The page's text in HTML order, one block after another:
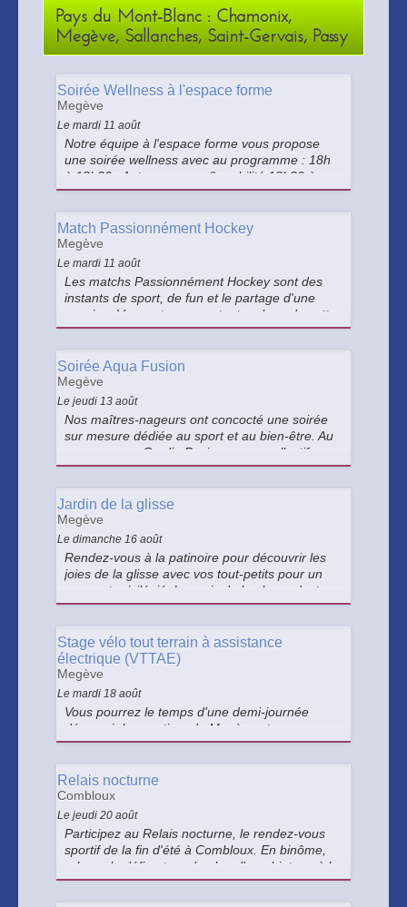
Pays du Mont-Blanc : Chamonix,
Megève, Sallanches, Saint-Gervais, Passy
Soirée Wellness à l'espace forme
Megève
Le mardi 11 août
Notre équipe à l'espace forme vous propose
une soirée wellness avec au programme : 18h
à 18h30 : Auto massage & mobilité 18h30 à
19h15 : Pilates 19h30 à 20h30 : Yoga énergie
Match Passionnément Hockey
Megève
Le mardi 11 août
Les matchs Passionnément Hockey sont des
instants de sport, de fun et le partage d'une
passion. Vous retrouverez tout au long de cette
soirée des animations, des jeux avec de super
faire du bruit !
Soirée Aqua Fusion
Megève
Le jeudi 13 août
Nos maîtres-nageurs ont concocté une soirée
sur mesure dédiée au sport et au bien-être. Au
programme : Cardio Boxing, cours collectif
d'Aquazen, suivi d'une détente en accès libre à
soirée dynamique et relaxante !
Jardin de la glisse
Megève
Le dimanche 16 août
Rendez-vous à la patinoire pour découvrir les
joies de la glisse avec vos tout-petits pour un
moment privilégié. Les rois de la glace, c'est
eux ! Patinoire réservée aux enfants de moins
Stage vélo tout terrain à assistance
électrique (VTTAE)
Megève
Le mardi 18 août
Vous pourrez le temps d'une demi-journée
découvrir les sentiers de Megève et ses
environs en VTT à assistance électrique et à
Relais nocturne
Combloux
Le jeudi 20 août
Participez au Relais nocturne, le rendez-vous
sportif de la fin d'été à Combloux. En binôme,
relevez le défi autour du plan d'eau biotope à la
lueur de votre lampe frontale, dans une